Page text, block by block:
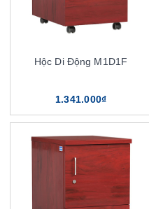
Hộc Di Động M1D1F
1.341.000₫